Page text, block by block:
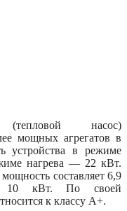
насос)
мощных агрегатов в
устройства в режиме
нагрева — 22 кВт.
составляет 6,9
10 кВт. По своей
к классу A+.